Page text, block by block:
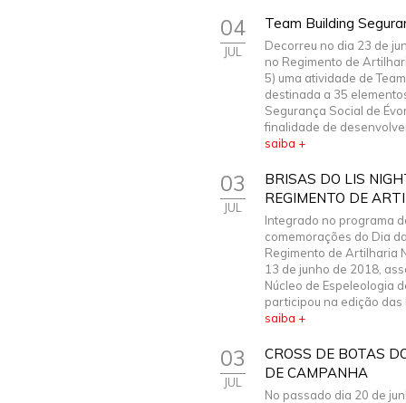
04
JUL
Team Building
Decorreu no dia 23 de
no Regimento de
5) uma atividade de
destinada a 35
Segurança Social de
finalidade de
saiba +
03
JUL
BRISAS DO LIS
REGIMENTO DE
Integrado no programa
comemorações do Dia
Regimento de Artilharia
13 de junho de 2018,
Núcleo de Espeleologia
participou na edição das
saiba +
03
JUL
CROSS DE BOTAS
DE CAMPANHA
No passado dia 20 de